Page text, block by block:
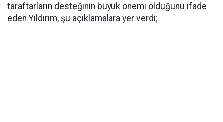
taraftarların desteğinin büyük önemi olduğunu ifade
eden Yıldırım, şu açıklamalara yer verdi;